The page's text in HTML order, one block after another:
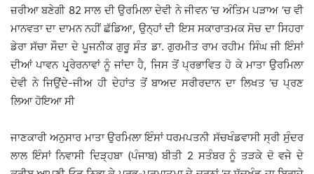
ਜ਼ਰੀਆ ਬਣੇਗੀ 82 ਸਾਲ ਦੀ ਉਰਮਿਲਾ ਦੇਵੀ ਨੇ ਜੀਵਨ ‘ਚ ਅੰਤਿਮ ਪੜਾਅ ‘ਚ ਵੀ
ਮਾਨਵਤਾ ਦਾ ਦਾਮਨ ਨਹੀਂ ਛੱਡਿਆ, ਉਨ੍ਹਾਂ ਦੀ ਇਸ ਸਕਾਰਾਤਮਕ ਸੋਚ ਦਾ ਸਿਹਰਾ
ਡੇਰਾ ਸੱਚਾ ਸੌਦਾ ਦੇ ਪੂਜਨੀਕ ਗੁਰੂ ਸੰਤ ਡਾ. ਗੁਰਮੀਤ ਰਾਮ ਰਹੀਮ ਸਿੰਘ ਜੀ ਇੰਸਾਂ
ਦੀਆਂ ਪਾਵਨ ਪ੍ਰ੍ਰੇਰਨਾਵਾਂ ਨੂੰ ਜਾਂਦਾ ਹੈ, ਜਿਸ ਤੋਂ ਪ੍ਰਭਾਵਿਤ ਹੋ ਕੇ ਮਾਤਾ ਉਰਮਿਲਾ
ਦੇਵੀ ਨੇ ਜਿਉਂਦੇ-ਜੀਅ ਹੀ ਦੇਹਾਂਤ ਤੋਂ ਬਾਅਦ ਸਰੀਰਦਾਨ ਦਾ ਲਿਖਤ ‘ਚ ਪ੍ਰਣ
ਲਿਆ ਹੋਇਆ ਸੀ
ਜਾਣਕਾਰੀ ਅਨੁਸਾਰ ਮਾਤਾ ਉਰਮਿਲਾ ਇੰਸਾਂ ਧਰਮਪਤਨੀ ਸੱਚਖੰਡਵਾਸੀ ਸ੍ਰੀ ਸੁੰਦਰ
ਲਾਲ ਇੰਸਾਂ ਨਿਵਾਸੀ ਦਿੜ੍ਹਬਾ (ਪੰਜਾਬ) ਬੀਤੀ 2 ਸਤੰਬਰ ਨੂੰ ਤੜਕੇ ਦੋ ਵਜੇ ਦੇ